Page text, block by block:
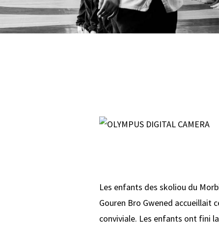
Les enfants des skoliou du
Gouren Bro Gwened accueillait
conviviale. Les enfants ont fini